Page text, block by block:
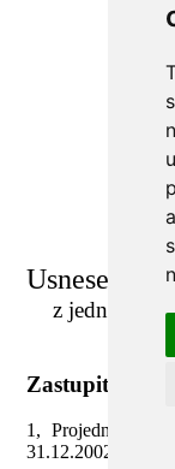
Usnesení č.
z jednání
Zastupitelstvo
1, Projednalo a
31.12.2002) dle